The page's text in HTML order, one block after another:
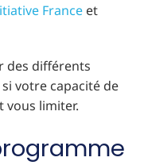
France et
des différents
votre capacité de
limiter.